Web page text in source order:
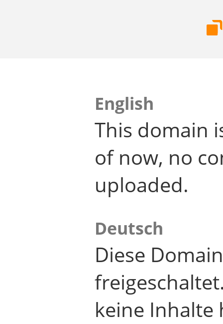
English
This domain
of now, no
uploaded.
Deutsch
Diese
keine Inhalte